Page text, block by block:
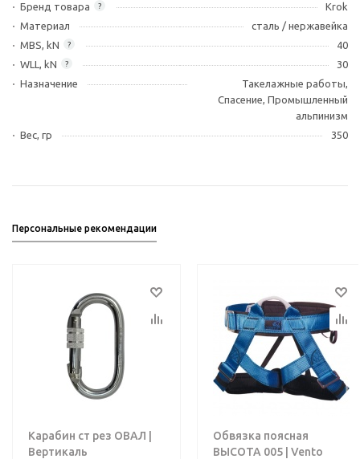
?
Бренд товара
Krok
Материал
сталь / нержавейка
?
MBS, kN 40
?
WLL, kN
30
Назначение
Такелажные работы,
Спасение, Промышленный
альпинизм
Вес, гр
350
Персональные рекомендации
Карабин ст рез ОВАЛ |
Вертикаль
Обвязка поясная
ВЫСОТА 005 | Vento